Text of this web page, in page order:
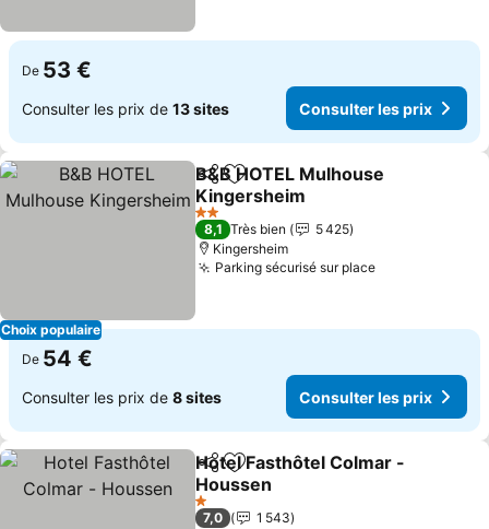
De 53 €
Consulter les prix de 13 sites Consulter les prix
Choix populaire
PartagerAjouter à mes favoris
B&B HOTEL Mulhouse
Kingersheim
Consulter les prix
2 Étoiles
8,1 Très bien
5 425
Kingersheim
Parking sécurisé sur placeConsulter les
De 54 €
Consulter les prix de 8 sites Consulter les prix
PartagerAjouter à mes favoris
Hotel Fasthôtel Colmar -
Houssen
Consulter les prix
1 Étoiles
7,0
1 543